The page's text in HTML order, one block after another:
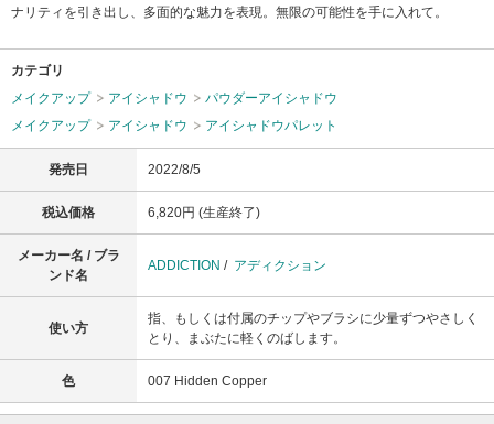
ナリティを引き出し、多面的な魅力を表現。無限の可能性を手に入れて。
カテゴリ
メイクアップ
アイシャドウ
パウダーアイシャドウ
メイクアップ
アイシャドウ アイシャドウパレット
発売日 2022/8/5
税込価格 6,820円 (生産終了)
メーカー名 / ブラ
ンド名
ADDICTION / アディクション
使い方
指、もしくは付属のチップやブラシに少量ずつやさしく
とり、まぶたに軽くのばします。
色 007 Hidden Copper